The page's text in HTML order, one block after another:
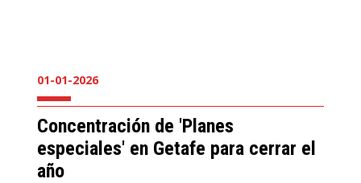
01-01-2026
Concentración de 'Planes
especiales' en Getafe para cerrar el
año